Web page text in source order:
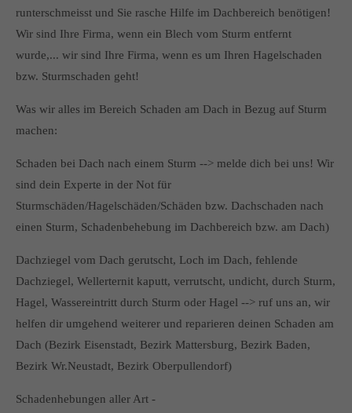
runterschmeisst und Sie rasche Hilfe im Dachbereich benötigen!
Wir sind Ihre Firma, wenn ein Blech vom Sturm entfernt
wurde,... wir sind Ihre Firma, wenn es um Ihren Hagelschaden
bzw. Sturmschaden geht!
Was wir alles im Bereich Schaden am Dach in Bezug auf Sturm
machen:
Schaden bei Dach nach einem Sturm --> melde dich bei uns! Wir
sind dein Experte in der Not für
Sturmschäden/Hagelschäden/Schäden bzw. Dachschaden nach
einen Sturm, Schadenbehebung im Dachbereich bzw. am Dach)
Dachziegel vom Dach gerutscht, Loch im Dach, fehlende
Dachziegel, Wellerternit kaputt, verrutscht, undicht, durch Sturm,
Hagel, Wassereintritt durch Sturm oder Hagel --> ruf uns an, wir
helfen dir umgehend weiterer und reparieren deinen Schaden am
Dach (Bezirk Eisenstadt, Bezirk Mattersburg, Bezirk Baden,
Bezirk Wr.Neustadt, Bezirk Oberpullendorf)
Schadenhebungen aller Art -